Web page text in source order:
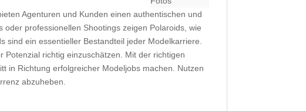
Agenturen und Kunden einen authentischen und
professionellen Shootings zeigen Polaroids, wie
ein essentieller Bestandteil jeder Modelkarriere.
richtig einzuschätzen. Mit der richtigen
in Richtung erfolgreicher Modeljobs machen. Nutzen
abzuheben.